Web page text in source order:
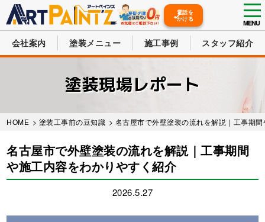
MENU
電話を
かける
会社案内 塗装メニュー 施工事例 スタッフ紹介
塗装現場レポート
HOME > 塗装工事前の豆知識 > 名古屋市で外壁塗装の流れを解説｜工事期
名古屋市で外壁塗装の流れを解説｜工事期間
や施工内容をわかりやすく紹介
2026.5.27